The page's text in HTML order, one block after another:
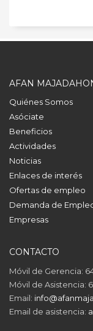
AFAN
Quiénes Somos
Asóciate
Beneficios
Actividades
Noticias
Enlaces de interés
Ofertas de empleo
Demanda de
Empresas
CONTACTO
Móvil de Gerencia:
Móvil de Asistencia:
Email:
Email de asistencia: